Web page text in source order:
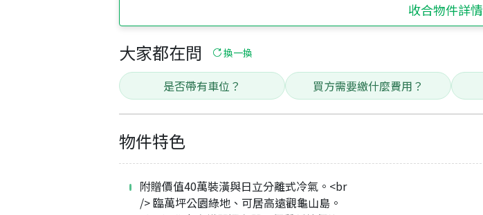
收合物件詳情
大家都在問 換一換
是否帶有車位？ 買方需要繳什麼費用？
物件特色
附贈價值40萬裝潢與日立分離式冷氣。<br
/> 臨萬坪公園綠地、可居高遠觀龜山島。